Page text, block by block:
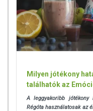
Milyen jótékony
találhatók az
A leggyakoribb jótékony
Régóta használatosak az